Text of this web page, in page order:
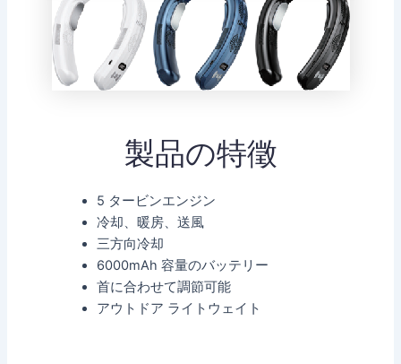
製品の特徵
5 タービンエンジン
冷却、暖房、送風
三方向冷却
6000mAh 容量のバッテリー
首に合わせて調節可能
アウトドア ライトウェイト